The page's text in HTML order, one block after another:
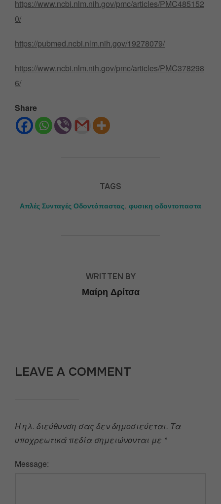
https://www.ncbi.nlm.nih.gov/pmc/articles/PMC485152
0/
https://pubmed.ncbi.nlm.nih.gov/19278079/
https://www.ncbi.nlm.nih.gov/pmc/articles/PMC378298
6/
Share
TAGS
Απλές Συνταγές Οδοντόπαστας, φυσικη οδοντοπαστα
WRITTEN BY
Μαίρη Δρίτσα
LEAVE A COMMENT
Η ηλ. διεύθυνση σας δεν δημοσιεύεται. Τα
υποχρεωτικά πεδία σημειώνονται με *
Message: